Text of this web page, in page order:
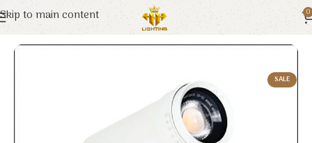
Skip to main content 0
Trang chủ Euroto Đèn LED
SALE